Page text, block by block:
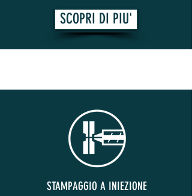
SCOPRI DI PIU'
STAMPAGGIO A INIEZIONE